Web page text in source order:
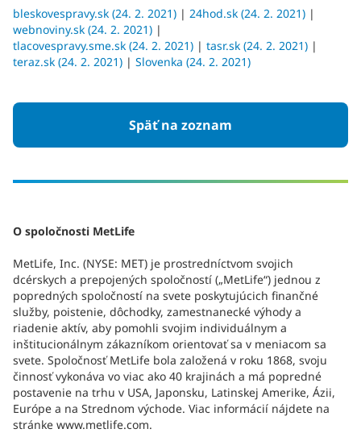
bleskovespravy.sk (24. 2. 2021) | 24hod.sk (24. 2. 2021) |
webnoviny.sk (24. 2. 2021) |
tlacovespravy.sme.sk (24. 2. 2021) | tasr.sk (24. 2. 2021) |
teraz.sk (24. 2. 2021) | Slovenka (24. 2. 2021)
Späť na zoznam
O spoločnosti MetLife
MetLife, Inc. (NYSE: MET) je prostredníctvom svojich
dcérskych a prepojených spoločností („MetLife“) jednou z
popredných spoločností na svete poskytujúcich finančné
služby, poistenie, dôchodky, zamestnanecké výhody a
riadenie aktív, aby pomohli svojim individuálnym a
inštitucionálnym zákazníkom orientovať sa v meniacom sa
svete. Spoločnosť MetLife bola založená v roku 1868, svoju
činnosť vykonáva vo viac ako 40 krajinách a má popredné
postavenie na trhu v USA, Japonsku, Latinskej Amerike, Ázii,
Európe a na Strednom východe. Viac informácií nájdete na
stránke www.metlife.com.